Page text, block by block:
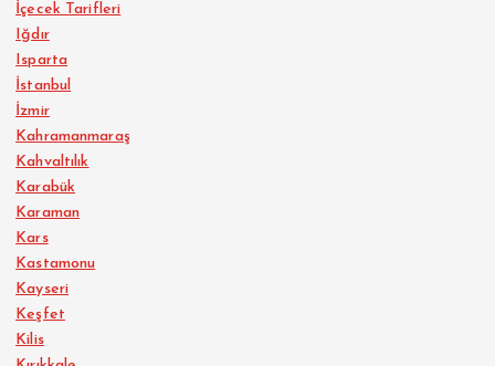
İçecek Tarifleri
Iğdır
Isparta
İstanbul
İzmir
Kahramanmaraş
Kahvaltılık
Karabük
Karaman
Kars
Kastamonu
Kayseri
Keşfet
Kilis